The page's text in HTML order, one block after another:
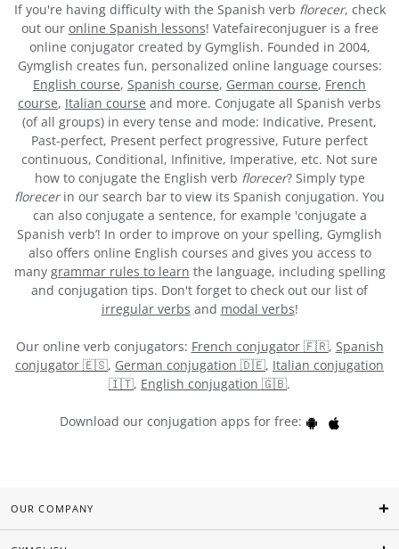
If you're having difficulty with the Spanish verb florecer, check
out our online Spanish lessons! Vatefaireconjuguer is a free
online conjugator created by Gymglish. Founded in 2004,
Gymglish creates fun, personalized online language courses:
English course, Spanish course, German course, French
course, Italian course and more. Conjugate all Spanish verbs
(of all groups) in every tense and mode: Indicative, Present,
Past-perfect, Present perfect progressive, Future perfect
continuous, Conditional, Infinitive, Imperative, etc. Not sure
how to conjugate the English verb florecer? Simply type
florecerin our search bar to view its Spanish conjugation. You
can also conjugate a sentence, for example 'conjugate a
Spanish verb’! In order to improve on your spelling, Gymglish
also offers online English courses and gives you access to
many grammar rules to learn the language, including spelling
and conjugation tips. Don't forget to check out our list of
irregular verbs and modal verbs!
Our online verb conjugators: French conjugator 🇫🇷, Spanish
conjugator 🇪🇸, German conjugation 🇩🇪, Italian conjugation
🇮🇹, English conjugation 🇬🇧.
Download our conjugation apps for free:
OUR COMPANY